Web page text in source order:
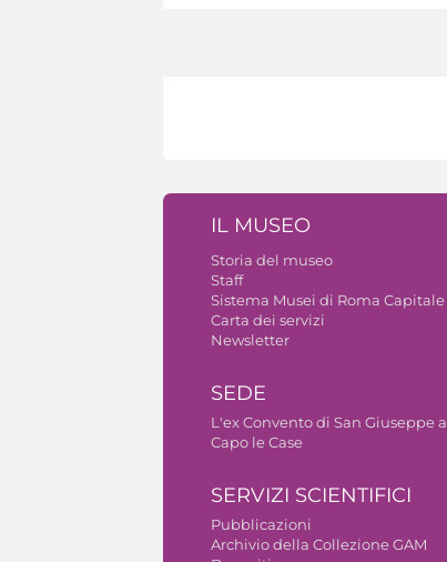
IL MUSEO
Storia del museo
Staff
Sistema Musei di Roma Capitale
Carta dei servizi
Newsletter
SEDE
L'ex Convento di San Giuseppe a
Capo le Case
SERVIZI SCIENTIFICI
Pubblicazioni
Archivio della Collezione GAM